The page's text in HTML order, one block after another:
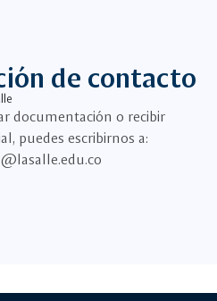
de contacto
documentación o recibir
puedes escribirnos a: